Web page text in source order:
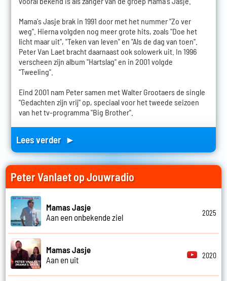
Mama's Jasje brak in 1991 door met het nummer "Zo ver
weg". Hierna volgden nog meer grote hits, zoals "Doe het
licht maar uit", "Teken van leven" en "Als de dag van toen".
Peter Van Laet bracht daarnaast ook solowerk uit. In 1996
verscheen zijn album "Hartslag" en in 2001 volgde
"Tweeling".
Eind 2001 nam Peter samen met Walter Grootaers de single
"Gedachten zijn vrij" op, speciaal voor het tweede seizoen
van het tv-programma "Big Brother".
Lees verder ►
Peter Vanlaet op Jouwradio
Mamas Jasje
Aan een onbekende ziel
2025
Mamas Jasje
Aan en uit
2020